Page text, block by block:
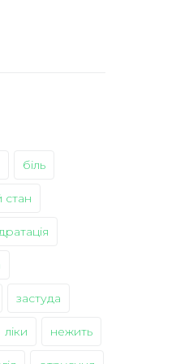
біль
стан
застуда
ліки нежить